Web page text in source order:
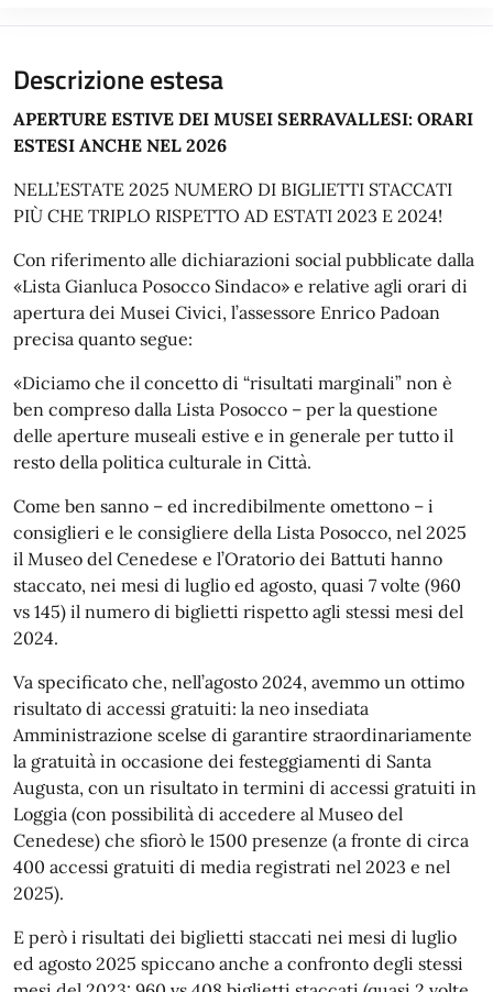
Descrizione estesa
APERTURE ESTIVE DEI MUSEI SERRAVALLESI: ORARI
ESTESI ANCHE NEL 2026
NELL’ESTATE 2025 NUMERO DI BIGLIETTI STACCATI
PIÙ CHE TRIPLO RISPETTO AD ESTATI 2023 E 2024!
Con riferimento alle dichiarazioni social pubblicate dalla
«Lista Gianluca Posocco Sindaco» e relative agli orari di
apertura dei Musei Civici, l’assessore Enrico Padoan
precisa quanto segue:
«Diciamo che il concetto di “risultati marginali” non è
ben compreso dalla Lista Posocco – per la questione
delle aperture museali estive e in generale per tutto il
resto della politica culturale in Città.
Come ben sanno – ed incredibilmente omettono – i
consiglieri e le consigliere della Lista Posocco, nel 2025
il Museo del Cenedese e l’Oratorio dei Battuti hanno
staccato, nei mesi di luglio ed agosto, quasi 7 volte (960
vs 145) il numero di biglietti rispetto agli stessi mesi del
2024.
Va specificato che, nell’agosto 2024, avemmo un ottimo
risultato di accessi gratuiti: la neo insediata
Amministrazione scelse di garantire straordinariamente
la gratuità in occasione dei festeggiamenti di Santa
Augusta, con un risultato in termini di accessi gratuiti in
Loggia (con possibilità di accedere al Museo del
Cenedese) che sfiorò le 1500 presenze (a fronte di circa
400 accessi gratuiti di media registrati nel 2023 e nel
2025).
E però i risultati dei biglietti staccati nei mesi di luglio
ed agosto 2025 spiccano anche a confronto degli stessi